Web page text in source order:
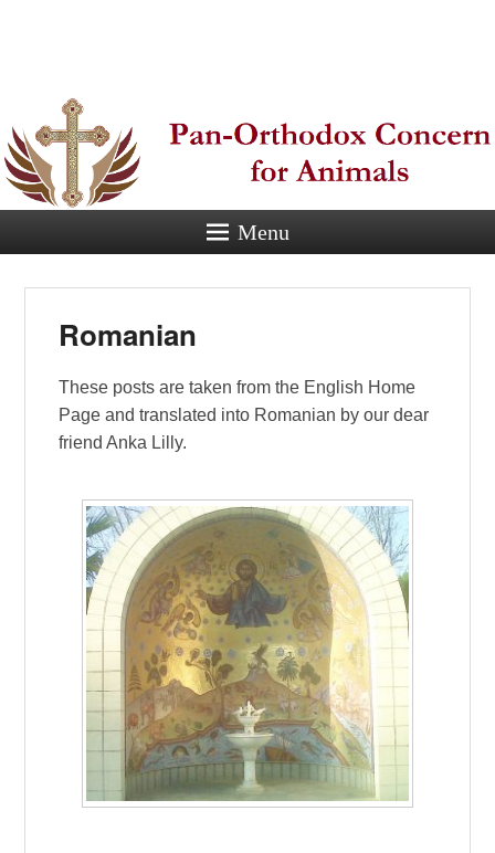
Orthodox
Concern for
Animals
Eastern Orthodox Christian
Menu
Romanian
These posts are taken from the English Home
Page and translated into Romanian by our dear
friend Anka Lilly.